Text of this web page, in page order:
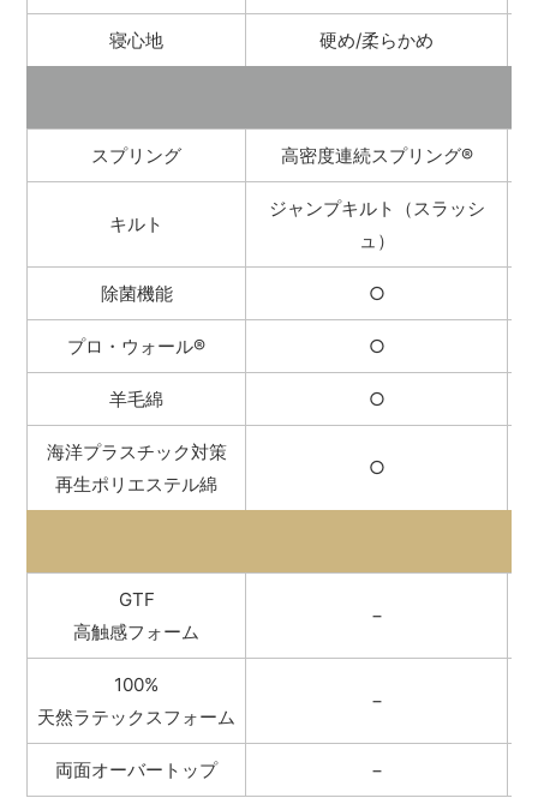
寝心地 硬め/柔らかめ
スプリング 高密度連続スプリング®
キルト
ジャンプキルト（スラッシ
ュ）
除菌機能 ○
プロ・ウォール® ○
羊毛綿 ○
海洋プラスチック対策
再生ポリエステル綿
○
GTF
高触感フォーム
−
100%
天然ラテックスフォーム
−
両面オーバートップ −